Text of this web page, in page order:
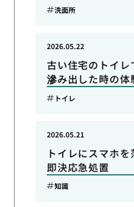
洗面所
古い住宅のトイ
滲み出した時の体
2026.05.22
トイレ
トイレにスマホ
即決応急処置
2026.05.21
知識